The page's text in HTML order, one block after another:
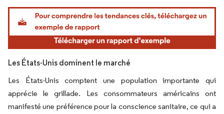
Image © Mordor Intelligence. La réutilisation nécessite une attribution sous CC BY
Les États-Unis dominent le marché
Les États-Unis comptent une population importante qui
apprécie le grillade. Les consommateurs américains ont
manifesté une préférence pour la conscience sanitaire, ce qui a